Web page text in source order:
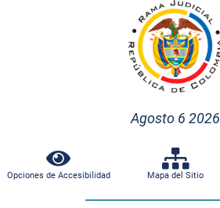
Agosto 6 2026
Opciones de Accesibilidad Mapa del Sitio